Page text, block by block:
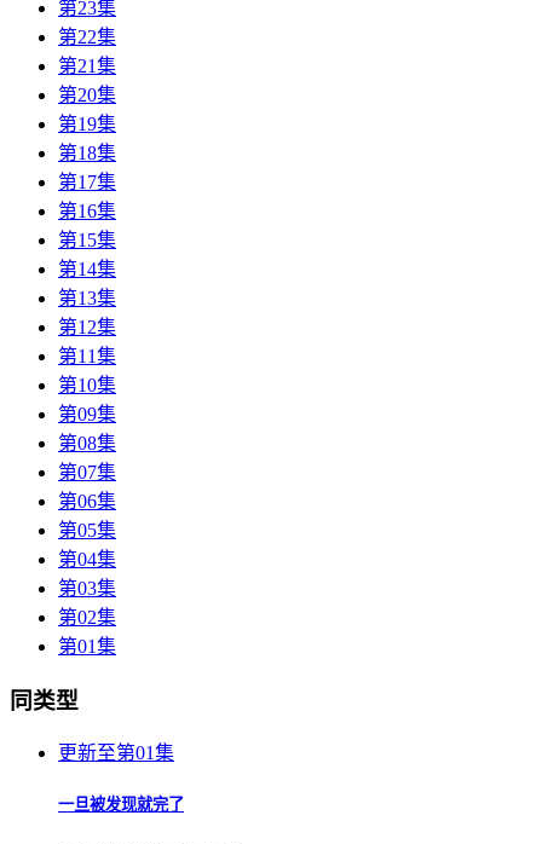
第23集
第22集
第21集
第20集
第19集
第18集
第17集
第16集
第15集
第14集
第13集
第12集
第11集
第10集
第09集
第08集
第07集
第06集
第05集
第04集
第03集
第02集
第01集
同类型
更新至第01集
一旦被发现就完了